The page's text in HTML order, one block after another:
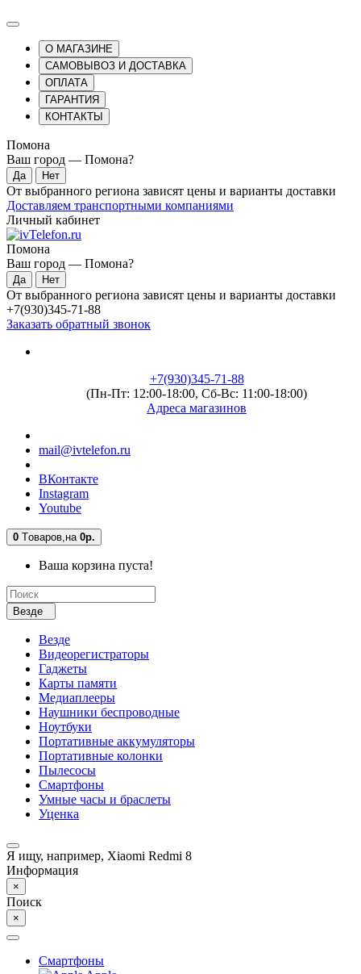
О МАГАЗИНЕ
САМОВЫВОЗ И ДОСТАВКА
ОПЛАТА
ГАРАНТИЯ
КОНТАКТЫ
Помона
Ваш город — Помона?
От выбранного региона зависят цены и варианты доставки
Доставляем транспортными компаниями
Личный кабинет
Помона
Ваш город — Помона?
От выбранного региона зависят цены и варианты доставки
+7(930)345-71-88
Заказать обратный звонок
+7(930)345-71-88
(Пн-Пт: 12:00-18:00, Сб-Вс: 11:00-18:00)
Адреса магазинов
mail@ivtelefon.ru
ВКонтакте
Instagram
Youtube
0 Tоваров,на 0р.
Ваша корзина пуста!
Везде
Везде
Видеорегистраторы
Гаджеты
Карты памяти
Медиаплееры
Наушники беспроводные
Ноутбуки
Портативные аккумуляторы
Портативные колонки
Пылесосы
Смартфоны
Умные часы и браслеты
Уценка
Я ищу, например, Xiaomi Redmi 8
Информация
×
Поиск
×
Смартфоны